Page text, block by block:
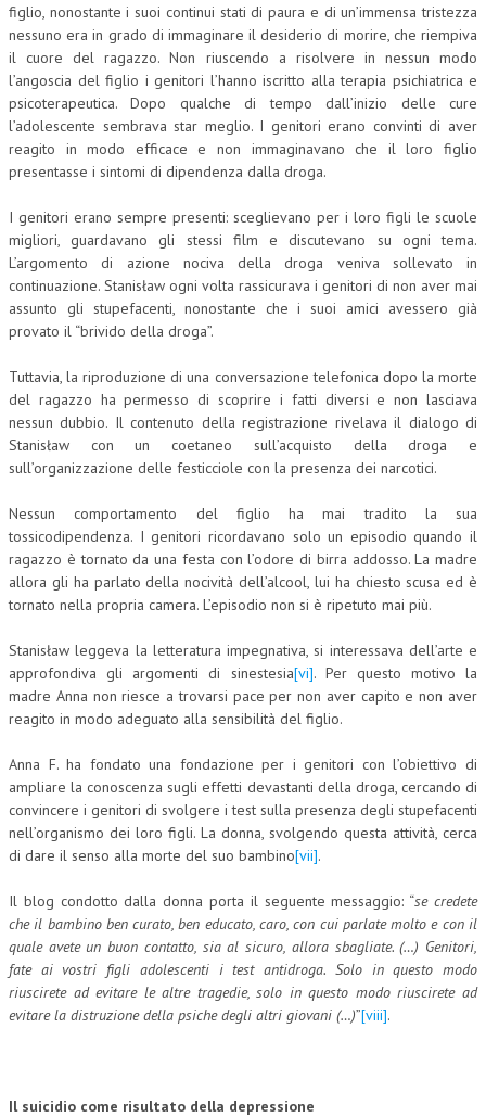
figlio, nonostante i suoi continui stati di paura e di un’immensa tristezza
nessuno era in grado di immaginare il desiderio di morire, che riempiva
il cuore del ragazzo. Non riuscendo a risolvere in nessun modo
l’angoscia del figlio i genitori l’hanno iscritto alla terapia psichiatrica e
psicoterapeutica. Dopo qualche di tempo dall’inizio delle cure
l’adolescente sembrava star meglio. I genitori erano convinti di aver
reagito in modo efficace e non immaginavano che il loro figlio
presentasse i sintomi di dipendenza dalla droga.
I genitori erano sempre presenti: sceglievano per i loro figli le scuole
migliori, guardavano gli stessi film e discutevano su ogni tema.
L’argomento di azione nociva della droga veniva sollevato in
continuazione. Stanisław ogni volta rassicurava i genitori di non aver mai
assunto gli stupefacenti, nonostante che i suoi amici avessero già
provato il “brivido della droga”.
Tuttavia, la riproduzione di una conversazione telefonica dopo la morte
del ragazzo ha permesso di scoprire i fatti diversi e non lasciava
nessun dubbio. Il contenuto della registrazione rivelava il dialogo di
Stanisław con un coetaneo sull’acquisto della droga e
sull’organizzazione delle festicciole con la presenza dei narcotici.
Nessun comportamento del figlio ha mai tradito la sua
tossicodipendenza. I genitori ricordavano solo un episodio quando il
ragazzo è tornato da una festa con l’odore di birra addosso. La madre
allora gli ha parlato della nocività dell’alcool, lui ha chiesto scusa ed è
tornato nella propria camera. L’episodio non si è ripetuto mai più.
Stanisław leggeva la letteratura impegnativa, si interessava dell’arte e
approfondiva gli argomenti di sinestesia[vi]. Per questo motivo la
madre Anna non riesce a trovarsi pace per non aver capito e non aver
reagito in modo adeguato alla sensibilità del figlio.
Anna F. ha fondato una fondazione per i genitori con l’obiettivo di
ampliare la conoscenza sugli effetti devastanti della droga, cercando di
convincere i genitori di svolgere i test sulla presenza degli stupefacenti
nell’organismo dei loro figli. La donna, svolgendo questa attività, cerca
di dare il senso alla morte del suo bambino[vii].
Il blog condotto dalla donna porta il seguente messaggio: “se credete
che il bambino ben curato, ben educato, caro, con cui parlate molto e con il
quale avete un buon contatto, sia al sicuro, allora sbagliate. (…) Genitori,
fate ai vostri figli adolescenti i test antidroga. Solo in questo modo
riuscirete ad evitare le altre tragedie, solo in questo modo riuscirete ad
evitare la distruzione della psiche degli altri giovani (…)”[viii].
Il suicidio come risultato della depressione